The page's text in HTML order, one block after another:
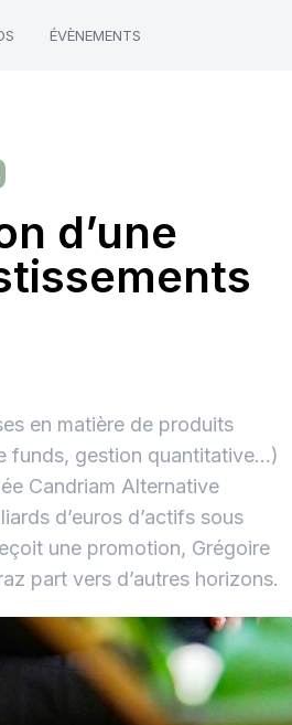
ÉVÈNEMENTS
d’une
en matière de produits
funds, gestion quantitative…)
Candriam Alternative
d’euros d’actifs sous
une promotion, Grégoire
part vers d’autres horizons.